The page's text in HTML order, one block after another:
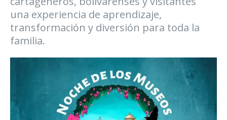
una experiencia de aprendizaje,
transformación y diversión para toda la
familia.